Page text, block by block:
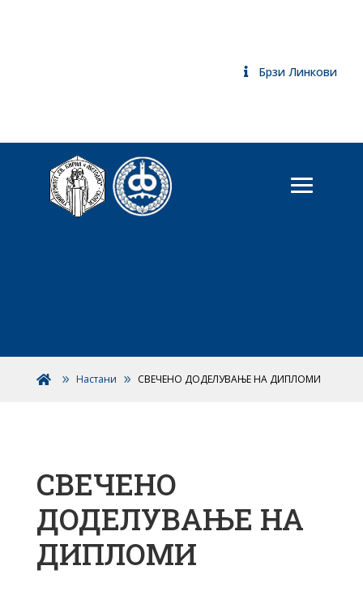
Брзи Линкови
 Настани СВЕЧЕНО ДОДЕЛУВАЊЕ НА ДИПЛОМИ
СВЕЧЕНО
ДОДЕЛУВАЊЕ НА
ДИПЛОМИ